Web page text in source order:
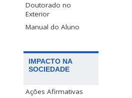
Doutorado no
Exterior
Manual do Aluno
IMPACTO NA
SOCIEDADE
Ações Afirmativas